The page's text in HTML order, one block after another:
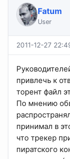
Fatum
User
2011-12-27
привлечь к
торент файл
По мнению
принимал в
что трекер
пиратского